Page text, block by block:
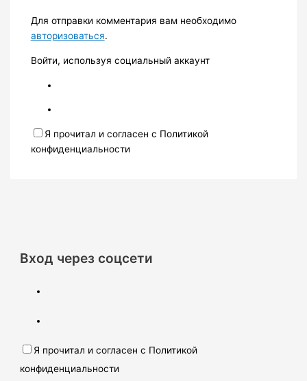
Для отправки комментария вам необходимо
авторизоваться.
Войти, используя социальный аккаунт
Я прочитал и согласен с Политикой
конфиденциальности
Вход через соцсети
Я прочитал и согласен с Политикой
конфиденциальности